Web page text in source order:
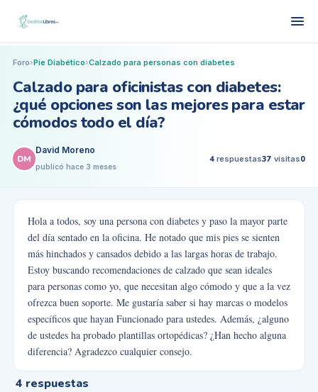
Foro›Pie Diabético›Calzado para personas con diabetes
Calzado para oficinistas con diabetes:
¿qué opciones son las mejores para estar
cómodos todo el día?
DM
David Moreno
publicó hace 3 meses
4 respuestas37 visitas0
Hola a todos, soy una persona con diabetes y paso la mayor parte
del día sentado en la oficina. He notado que mis pies se sienten
más hinchados y cansados debido a las largas horas de trabajo.
Estoy buscando recomendaciones de calzado que sean ideales
para personas como yo, que necesitan algo cómodo y que a la vez
ofrezca buen soporte. Me gustaría saber si hay marcas o modelos
específicos que hayan Funcionado para ustedes. Además, ¿alguno
de ustedes ha probado plantillas ortopédicas? ¿Han hecho alguna
diferencia? Agradezco cualquier consejo.
4 respuestas